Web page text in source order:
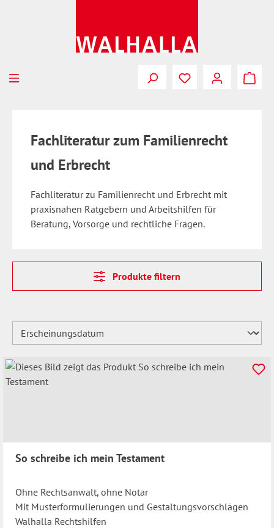
Fachliteratur zum Familienrecht
und Erbrecht
Fachliteratur zu Familienrecht und Erbrecht mit
praxisnahen Ratgebern und Arbeitshilfen für
Beratung, Vorsorge und rechtliche Fragen.
Produkte filtern
So schreibe ich mein Testament
Ohne Rechtsanwalt, ohne Notar
Mit Musterformulierungen und Gestaltungsvorschlägen
Walhalla Rechtshilfen